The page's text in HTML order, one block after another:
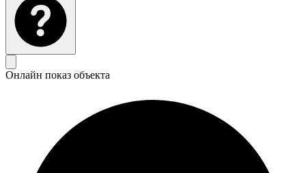
Онлайн показ объекта